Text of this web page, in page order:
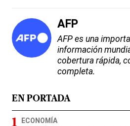
AFP
AFP es una
información
cobertura rápida,
completa.
EN PORTADA
ECONOMÍA